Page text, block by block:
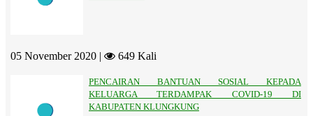
05 November 2020 | 649 Kali
PENCAIRAN BANTUAN SOSIAL KEPADA
KELUARGA TERDAMPAK COVID-19 DI
KABUPATEN KLUNGKUNG